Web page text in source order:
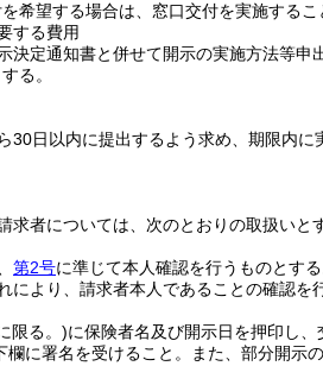
希望する場合は、窓口交付を実施する
する費用
決定通知書と併せて開示の実施方法等申
る。
30日以内に提出するよう求め、期限内
者については、次のとおりの取扱いと
第2号に準じて本人確認を行うものとす
より、請求者本人であることの確認を
限る。)に保険者名及び開示日を押印し、
欄に署名を受けること。また、部分開示